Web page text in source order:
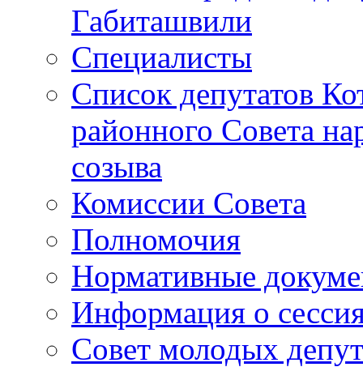
Габиташвили
Специалисты
Список депутатов
районного Совета
созыва
Комиссии Совета
Полномочия
Нормативные
Информация о
Совет молодых